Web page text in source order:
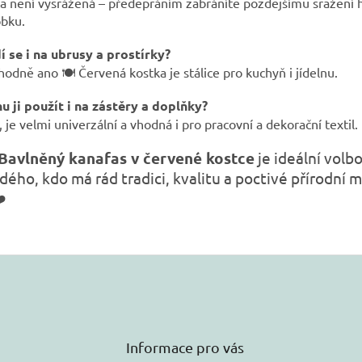
se i na ubrusy a prostírky?
ano 🍽️ Červená kostka je stálice pro kuchyň i jídelnu.
ji použít i na zástěry a doplňky?
je velmi univerzální a vhodná i pro pracovní a dekorační textil.
kanafas v červené kostce je ideální
kdo má rád tradici, kvalitu a poctivé přírodní
Informace pro vás